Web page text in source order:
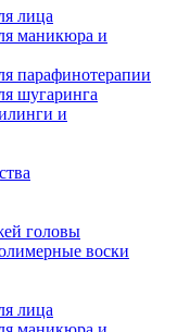
лица
маникюра и
парафинотерапии
шугаринга
и
головы
воски
лица